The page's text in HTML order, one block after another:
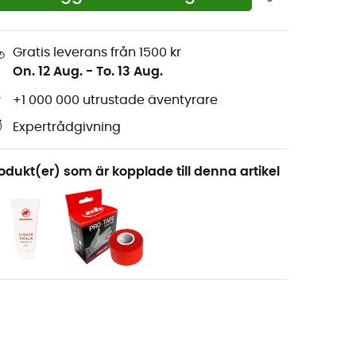
Gratis leverans från 1500 kr
On. 12 Aug. - To. 13 Aug.
+1 000 000 utrustade äventyrare
Expertrådgivning
som är kopplade till denna artikel